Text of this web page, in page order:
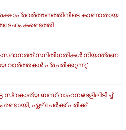
കാണാതായ
കണ്ടെത്തി
സ്ഥിതിഗതികള്‍ നിയന്ത്രണ
വാര്‍ത്തകള്‍ പ്രചരിക്കുന്നു:
സ്വകാര്യ ബസ് വാഹനങ്ങളിലിടിച്ച്
ഏഴ് പേർക്ക് പരിക്ക്